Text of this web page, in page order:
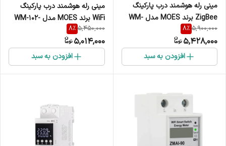
مینی رله هوشمند درب پارکینگ
ZigBee برند MOES مدل WM-
102-M-MS
5,900,000
8%
5,428,000
افزودن به سبد
مینی رله هوشمند درب پارکینگ
WiFi برند MOES مدل WM-102-
M-MS
5,450,000
8%
5,014,000
افزودن به سبد